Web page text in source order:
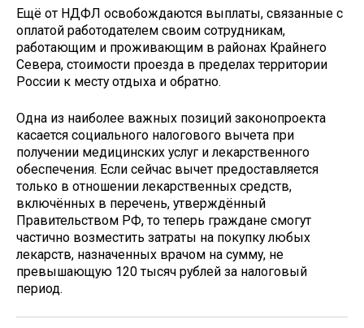
Ещё от НДФЛ освобождаются выплаты, связанные с
оплатой работодателем своим сотрудникам,
работающим и проживающим в районах Крайнего
Севера, стоимости проезда в пределах территории
России к месту отдыха и обратно.
Одна из наиболее важных позиций законопроекта
касается социального налогового вычета при
получении медицинских услуг и лекарственного
обеспечения. Если сейчас вычет предоставляется
только в отношении лекарственных средств,
включённых в перечень, утверждённый
Правительством РФ, то теперь граждане смогут
частично возместить затраты на покупку любых
лекарств, назначенных врачом на сумму, не
превышающую 120 тысяч рублей за налоговый
период.